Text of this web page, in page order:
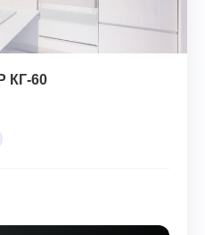
КГ-60